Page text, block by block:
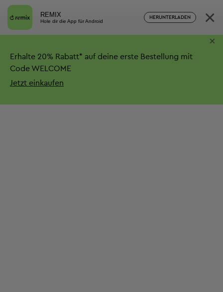
REMIX
Hole dir die App für Android
HERUNTERLADEN ×
Erhalte 20% Rabatt* auf deine erste Bestellung mit
Code WELCOME
Jetzt einkaufen
×